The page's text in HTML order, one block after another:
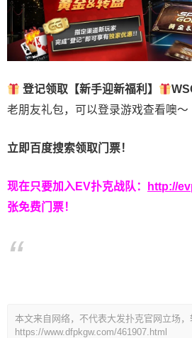
登记领取【新手迎新福利】
老朋友礼包，可以登录游戏查看噢～
立即百度搜索领取门票！
现在只要加入EV扑克战队： http://
张免费门票！
本文来自网络，不代表大发扑克官网立场，
https://www.dfpkgw.com/461907.html